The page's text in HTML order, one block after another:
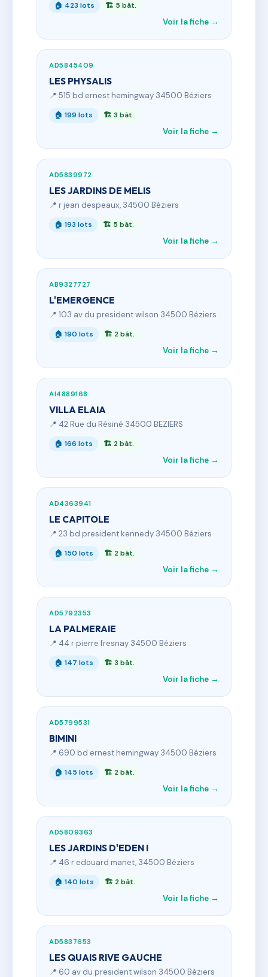
🏠 423 lots 🏗 5 bât.
Voir la fiche →
AD5845409
LES PHYSALIS
📍 515 bd ernest hemingway 34500 Béziers
🏠 199 lots 🏗 3 bât.
Voir la fiche →
AD5839972
LES JARDINS DE MELIS
📍 r jean despeaux, 34500 Béziers
🏠 193 lots 🏗 5 bât.
Voir la fiche →
AB9327727
L'EMERGENCE
📍 103 av du president wilson 34500 Béziers
🏠 190 lots 🏗 2 bât.
Voir la fiche →
AI4889168
VILLA ELAIA
📍 42 Rue du Résiné 34500 BEZIERS
🏠 166 lots 🏗 2 bât.
Voir la fiche →
AD4363941
LE CAPITOLE
📍 23 bd president kennedy 34500 Béziers
🏠 150 lots 🏗 2 bât.
Voir la fiche →
AD5792353
LA PALMERAIE
📍 44 r pierre fresnay 34500 Béziers
🏠 147 lots 🏗 3 bât.
Voir la fiche →
AD5799531
BIMINI
📍 690 bd ernest hemingway 34500 Béziers
🏠 145 lots 🏗 2 bât.
Voir la fiche →
AD5809363
LES JARDINS D'EDEN I
📍 46 r edouard manet, 34500 Béziers
🏠 140 lots 🏗 2 bât.
Voir la fiche →
AD5837653
LES QUAIS RIVE GAUCHE
📍 60 av du president wilson 34500 Béziers